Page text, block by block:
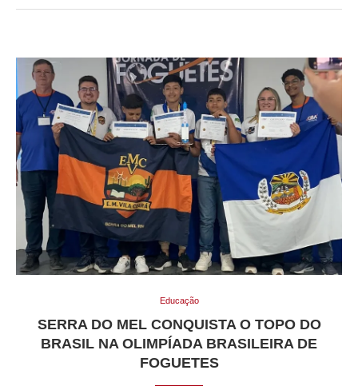
Educação
SERRA DO MEL CONQUISTA O TOPO DO
BRASIL NA OLIMPÍADA BRASILEIRA DE
FOGUETES